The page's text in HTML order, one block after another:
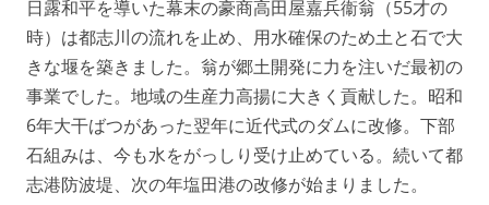
日露和平を導いた幕末の豪商高田屋嘉兵衞翁（55才の
時）は都志川の流れを止め、用水確保のため土と石で大
きな堰を築きました。翁が郷土開発に力を注いだ最初の
事業でした。地域の生産力高揚に大きく貢献した。昭和
6年大干ばつがあった翌年に近代式のダムに改修。下部
石組みは、今も水をがっしり受け止めている。続いて都
志港防波堤、次の年塩田港の改修が始まりました。